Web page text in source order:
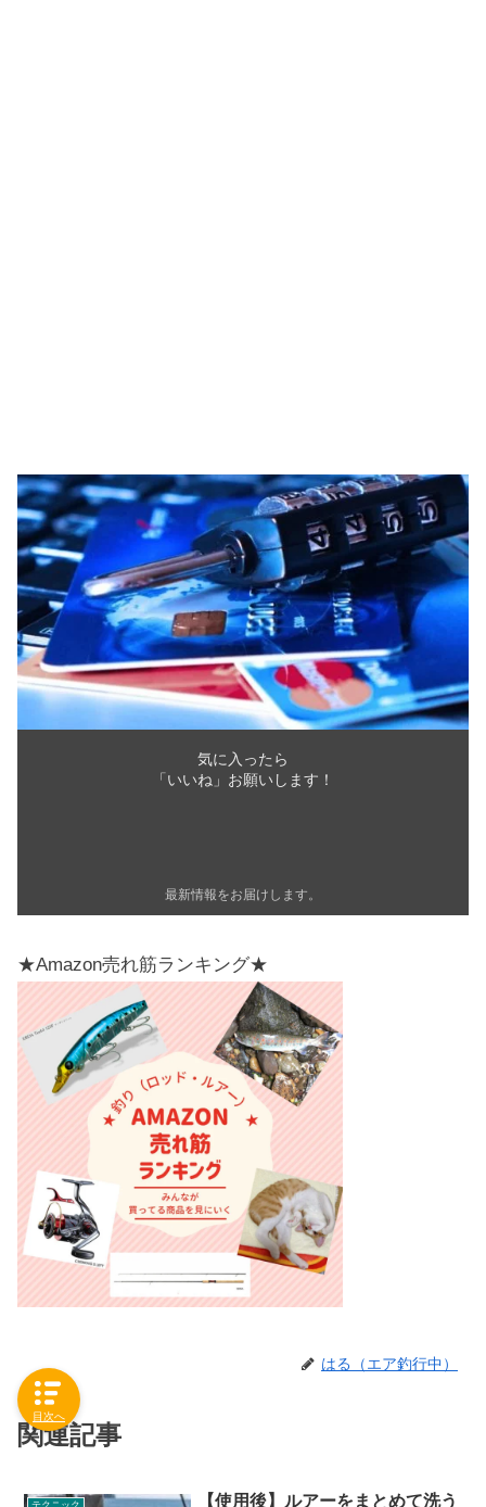
気に入ったら
「いいね」お願いします！
最新情報をお届けします。
★Amazon売れ筋ランキング★
はる（エア釣行中）
関連記事
テクニック 【使用後】ルアーをまとめて洗う
目次へ